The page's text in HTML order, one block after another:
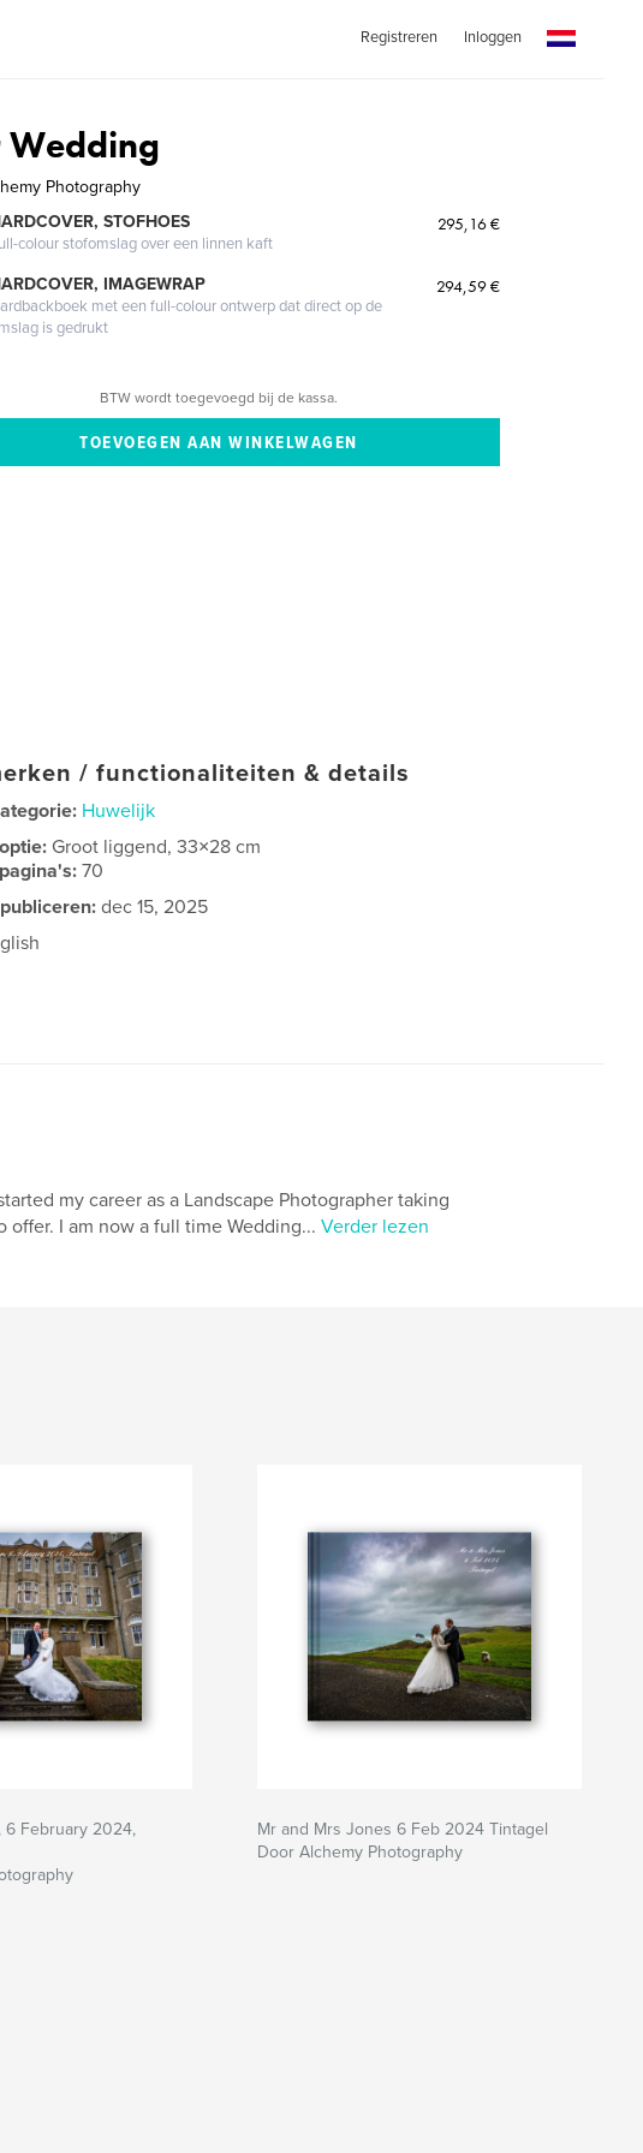
Registreren Inloggen
Wedding
Photography
STOFHOES
colour stofomslag over een linnen kaft
295,16 €
IMAGEWRAP
met een full-colour ontwerp dat direct op de
is gedrukt
294,59 €
BTW wordt toegevoegd bij de kassa.
/ functionaliteiten & details
Huwelijk
Groot liggend, 33×28 cm
70
dec 15, 2025
my career as a Landscape Photographer taking
I am now a full time Wedding... Verder lezen
6 February 2024,
Mr and Mrs Jones 6 Feb 2024 Tintagel
Door Alchemy Photography